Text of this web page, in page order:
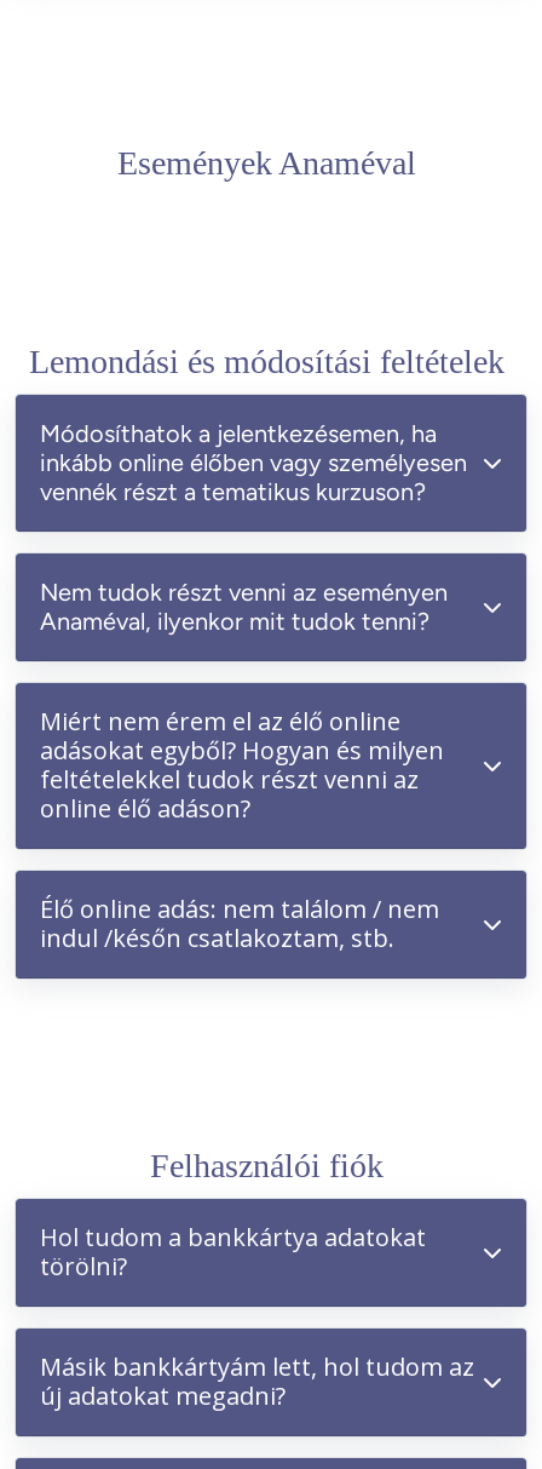
Események Anaméval
Lemondási és módosítási feltételek
Módosíthatok a jelentkezésemen, ha
inkább online élőben vagy személyesen
vennék részt a tematikus kurzuson?
Nem tudok részt venni az eseményen
Anaméval, ilyenkor mit tudok tenni?
Miért nem érem el az élő online
adásokat egyből? Hogyan és milyen
feltételekkel tudok részt venni az
online élő adáson?
Élő online adás: nem találom / nem
indul /későn csatlakoztam, stb.
Felhasználói fiók
Hol tudom a bankkártya adatokat
törölni?
Másik bankkártyám lett, hol tudom az
új adatokat megadni?